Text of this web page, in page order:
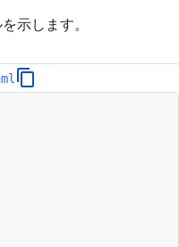
示します。